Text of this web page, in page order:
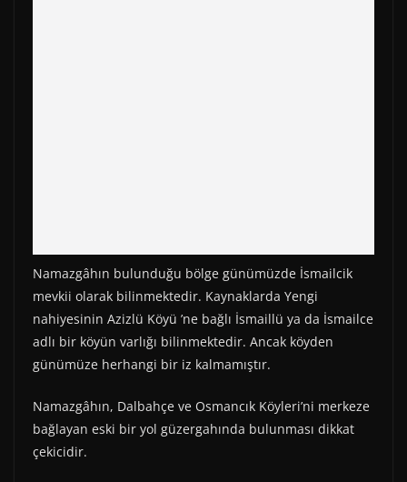
Namazgâhın bulunduğu bölge günümüzde İsmailcik
mevkii olarak bilinmektedir. Kaynaklarda Yengi
nahiyesinin Azizlü Köyü ’ne bağlı İsmaillü ya da İsmailce
adlı bir köyün varlığı bilinmektedir. Ancak köyden
günümüze herhangi bir iz kalmamıştır.
Namazgâhın, Dalbahçe ve Osmancık Köyleri’ni merkeze
bağlayan eski bir yol güzergahında bulunması dikkat
çekicidir.